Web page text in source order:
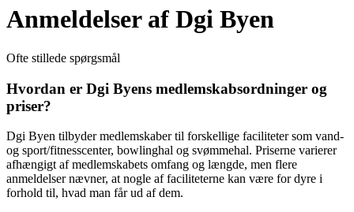
Anmeldelser af Dgi Byen
Ofte stillede spørgsmål
Hvordan er Dgi Byens medlemskabsordninger og
priser?
Dgi Byen tilbyder medlemskaber til forskellige faciliteter som vand-
og sport/fitnesscenter, bowlinghal og svømmehal. Priserne varierer
afhængigt af medlemskabets omfang og længde, men flere
anmeldelser nævner, at nogle af faciliteterne kan være for dyre i
forhold til, hvad man får ud af dem.